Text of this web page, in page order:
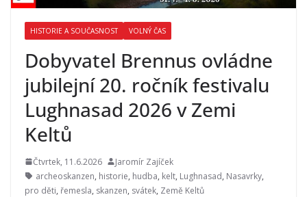
HISTORIE A SOUČASNOST VOLNÝ ČAS
Dobyvatel Brennus ovládne
jubilejní 20. ročník festivalu
Lughnasad 2026 v Zemi
Keltů
Čtvrtek, 11.6.2026
Jaromír Zajíček
archeoskanzen, historie, hudba, kelt, Lughnasad, Nasavrky,
pro děti, řemesla, skanzen, svátek, Země Keltů